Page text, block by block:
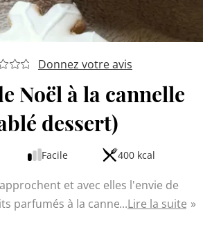
Donnez votre avis
Noël à la cannelle
dessert)
Facile 400 kcal
et avec elles l'envie de
parfumés à la cannelle. Cette
Lire la suite